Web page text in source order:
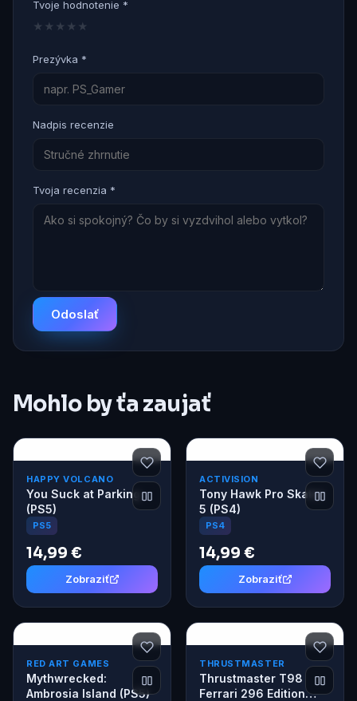
Tvoje hodnotenie *
★
★
★
★
★
Prezývka *
Nadpis recenzie
Tvoja recenzia *
Odoslať
Mohlo by ťa zaujať
HAPPY VOLCANO
You Suck at Parking
(PS5)
PS5
14,99 €
Zobraziť
ACTIVISION
Tony Hawk Pro Skater
5 (PS4)
PS4
14,99 €
Zobraziť
RED ART GAMES
Mythwrecked:
Ambrosia Island (PS5)
THRUSTMASTER
Thrustmaster T98
Ferrari 296 Edition